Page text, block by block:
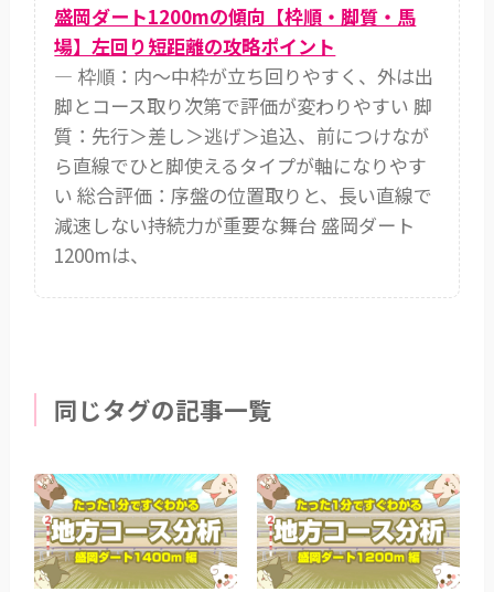
盛岡ダート1200mの傾向【枠順・脚質・馬
場】左回り短距離の攻略ポイント
— 枠順：内〜中枠が立ち回りやすく、外は出
脚とコース取り次第で評価が変わりやすい 脚
質：先行＞差し＞逃げ＞追込、前につけなが
ら直線でひと脚使えるタイプが軸になりやす
い 総合評価：序盤の位置取りと、長い直線で
減速しない持続力が重要な舞台 盛岡ダート
1200mは、
同じタグの記事一覧